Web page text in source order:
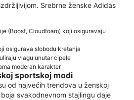
Srebrne ženske Adidas
(Boost, Cloudfoam) koji osiguravaju
osigurava slobodu kretanja
vlagu unutar cipele
moderan karakter
sportskoj modi
od najvećih trendova u ženskoj
svakodnevnom stajlingu daje